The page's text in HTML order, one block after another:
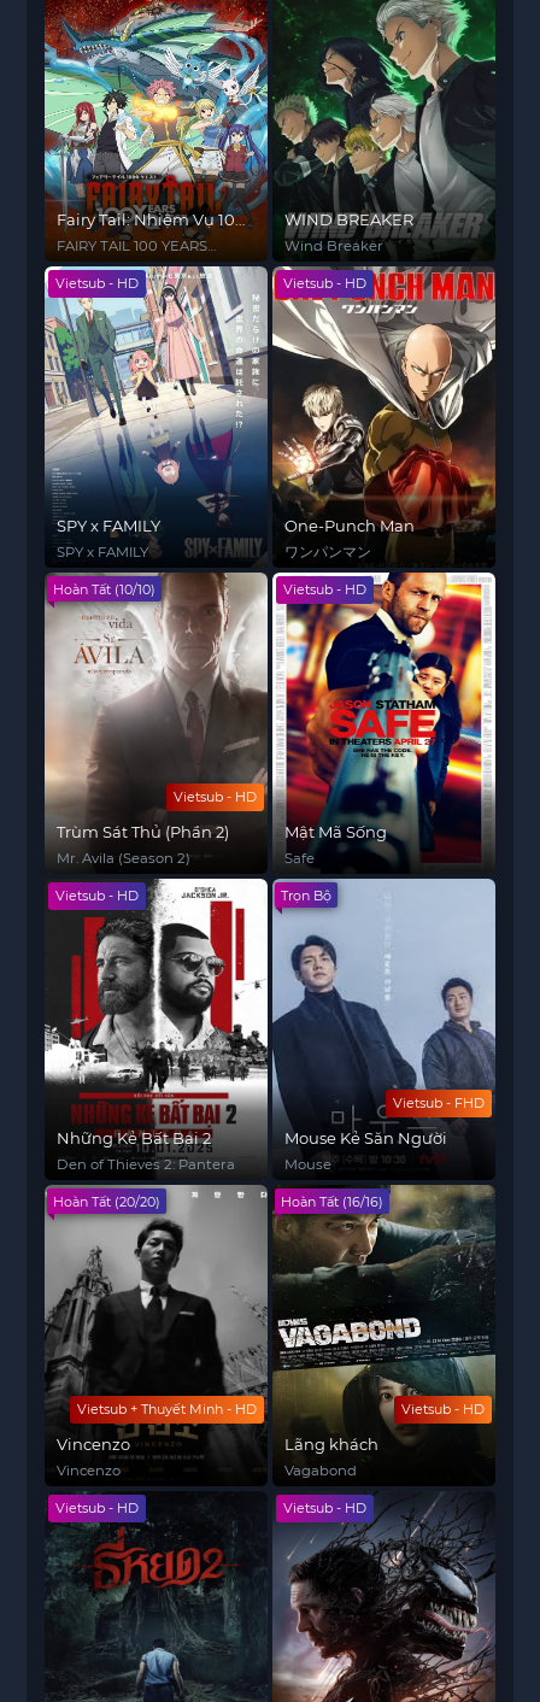
Fairy Tail: Nhiệm Vụ 100
Năm
FAIRY TAIL 100 YEARS
QUEST
WIND BREAKER
Wind Breaker
Vietsub - HD
SPY x FAMILY
SPY x FAMILY
Vietsub - HD
One-Punch Man
ワンパンマン
Vietsub - HD
Hoàn Tất (10/10)
Trùm Sát Thủ (Phần 2)
Mr. Avila (Season 2)
Vietsub - HD
Mật Mã Sống
Safe
Vietsub - HD
Những Kẻ Bất Bại 2
Den of Thieves 2: Pantera
Vietsub - FHD
Trọn Bộ
Mouse Kẻ Săn Người
Mouse
Vietsub + Thuyết Minh - HD
Hoàn Tất (20/20)
Vincenzo
Vincenzo
Vietsub - HD
Hoàn Tất (16/16)
Lãng khách
Vagabond
Vietsub - HD Vietsub - HD